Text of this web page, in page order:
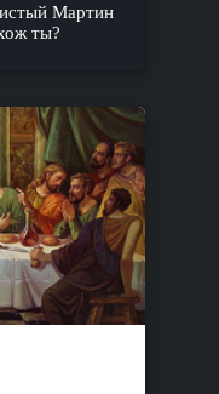
Мартин
ты?